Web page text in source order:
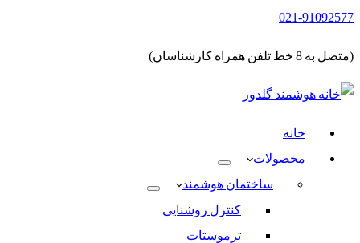
021-91092577
(متصل به 8 خط تلفن همراه کارشناسان)
خانه
محصولات
ساختمان هوشمند
کنترل روشنایی
ترموستات